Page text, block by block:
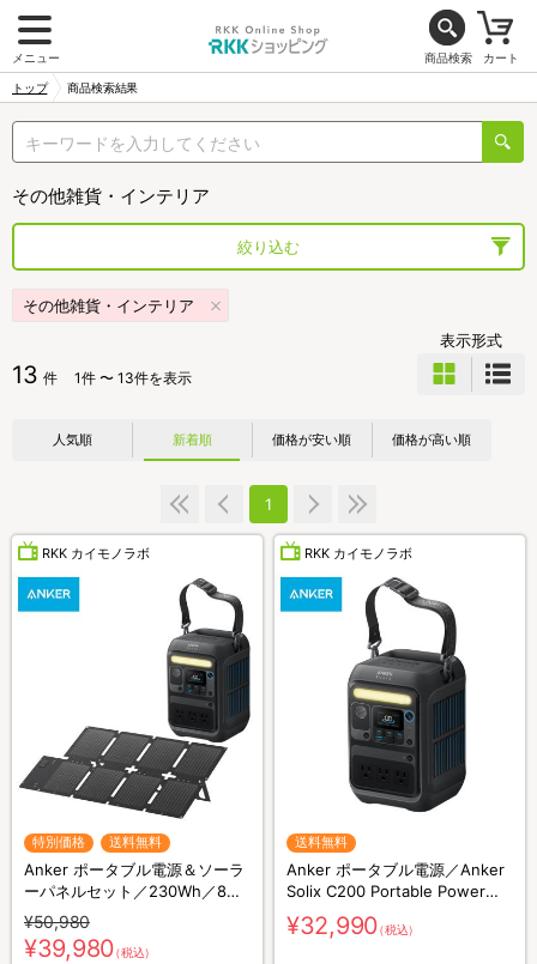
メニュー 商品検索 カート
トップ 商品検索結果
その他雑貨・インテリア
絞り込む
その他雑貨・インテリア
13 件 1件 〜 13件を表示
表示形式
人気順 新着順 価格が安い順 価格が高い順
1
RKK カイモノラボ
特別価格 送料無料
Anker ポータブル電源＆ソーラ
ーパネルセット／230Wh／8ポ
ート／防災グッズ／災害対策
¥50,980
¥39,980（税込）
RKK カイモノラボ
送料無料
Anker ポータブル電源／Anker
Solix C200 Portable Power
Station／230Wh／8ポート／防
災グッズ／災害対策
¥32,990（税込）